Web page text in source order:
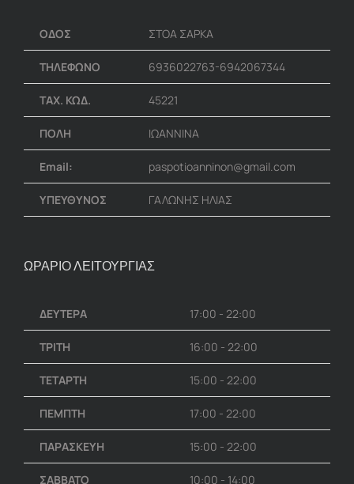
ΟΔΟΣ ΣΤΟΑ ΣΑΡΚΑ
ΤΗΛΕΦΩΝΟ 6936022763-6942067344
ΤΑΧ. ΚΩΔ. 45221
ΠΟΛΗ ΙΩΑΝΝΙΝΑ
Email: paspotioanninon@gmail.com
ΥΠΕΥΘΥΝΟΣ ΓΑΛΩΝΗΣ ΗΛΙΑΣ
ΩΡΑΡΙΟ ΛΕΙΤΟΥΡΓΙΑΣ
ΔΕΥΤΕΡΑ 17:00 - 22:00
ΤΡΙΤΗ 16:00 - 22:00
ΤΕΤΑΡΤΗ 15:00 - 22:00
ΠΕΜΠΤΗ 17:00 - 22:00
ΠΑΡΑΣΚΕΥΗ 15:00 - 22:00
ΣΑΒΒΑΤΟ 10:00 - 14:00